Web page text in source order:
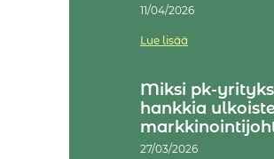
11/04/2026
Lue lisää
Miksi pk-
hankkia
27/03/2026